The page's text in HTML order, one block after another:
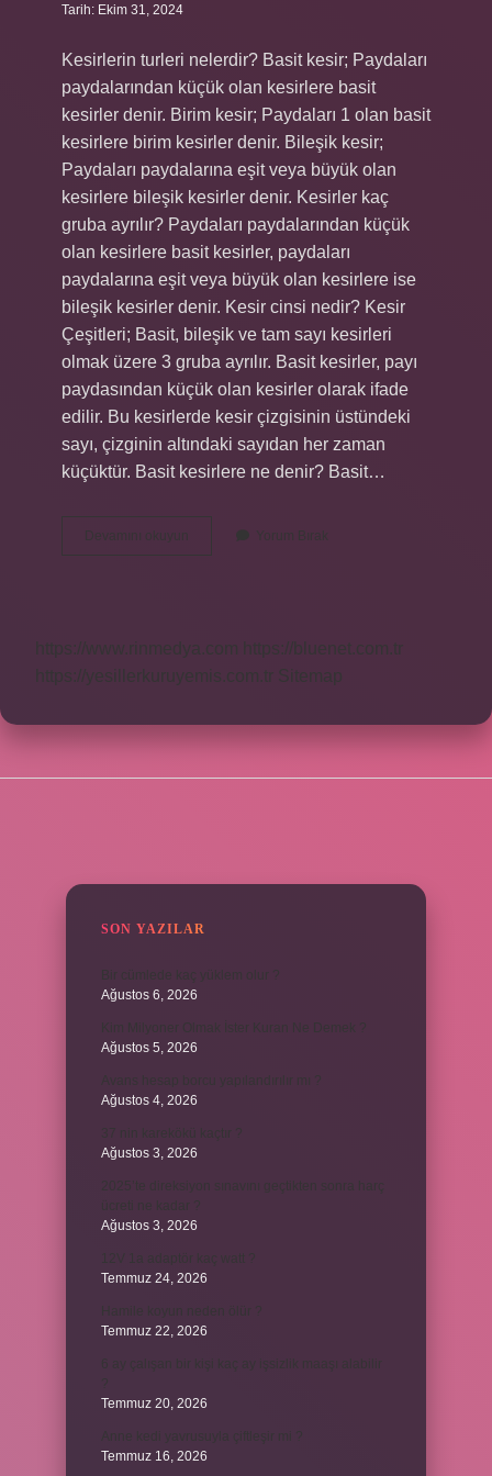
Tarih: Ekim 31, 2024
Kesirlerin turleri nelerdir? Basit kesir; Paydaları
paydalarından küçük olan kesirlere basit
kesirler denir. Birim kesir; Paydaları 1 olan basit
kesirlere birim kesirler denir. Bileşik kesir;
Paydaları paydalarına eşit veya büyük olan
kesirlere bileşik kesirler denir. Kesirler kaç
gruba ayrılır? Paydaları paydalarından küçük
olan kesirlere basit kesirler, paydaları
paydalarına eşit veya büyük olan kesirlere ise
bileşik kesirler denir. Kesir cinsi nedir? Kesir
Çeşitleri; Basit, bileşik ve tam sayı kesirleri
olmak üzere 3 gruba ayrılır. Basit kesirler, payı
paydasından küçük olan kesirler olarak ifade
edilir. Bu kesirlerde kesir çizgisinin üstündeki
sayı, çizginin altındaki sayıdan her zaman
küçüktür. Basit kesirlere ne denir? Basit…
Devamını okuyun
Tür
Yorum Bırak
https://www.rinmedya.com
https://bluenet.com.tr
https://yesillerkuruyemis.com.tr Sitemap
SON YAZILAR
Ağustos 6, 2026
Ağustos 5, 2026
Avans hesap borcu yapılandırılır mı ?
Ağustos 4, 2026
Ağustos 3, 2026
Ağustos 3, 2026
Temmuz 24, 2026
Temmuz 22, 2026
Temmuz 20, 2026
Temmuz 16, 2026